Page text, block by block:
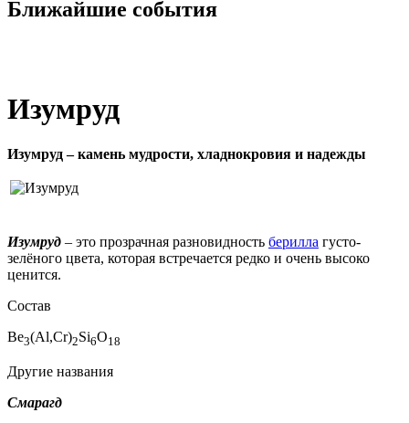
Ближайшие события
Изумруд
Изумруд – камень мудрости, хладнокровия и надежды
Изумруд – это прозрачная разновидность берилла густо-
зелёного цвета, которая встречается редко и очень высоко
ценится.
Состав
Be3(Al,Cr)2Si6O18
Другие названия
Смарагд